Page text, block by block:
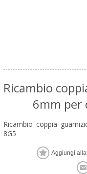
Ricambio
6mm per
Ricambio coppia
8G5